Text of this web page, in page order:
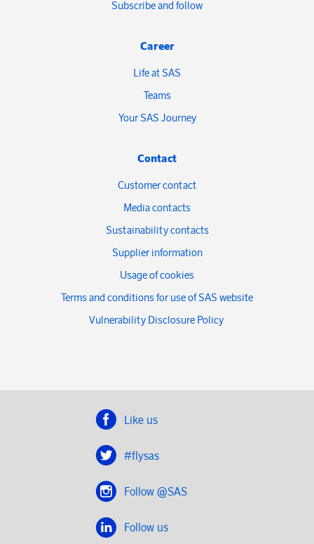
Subscribe and follow
Career
Life at SAS
Teams
Your SAS Journey
Contact
Customer contact
Media contacts
Sustainability contacts
Supplier information
Usage of cookies
Terms and conditions for use of SAS website
Vulnerability Disclosure Policy
Like us
#flysas
Follow @SAS
Follow us